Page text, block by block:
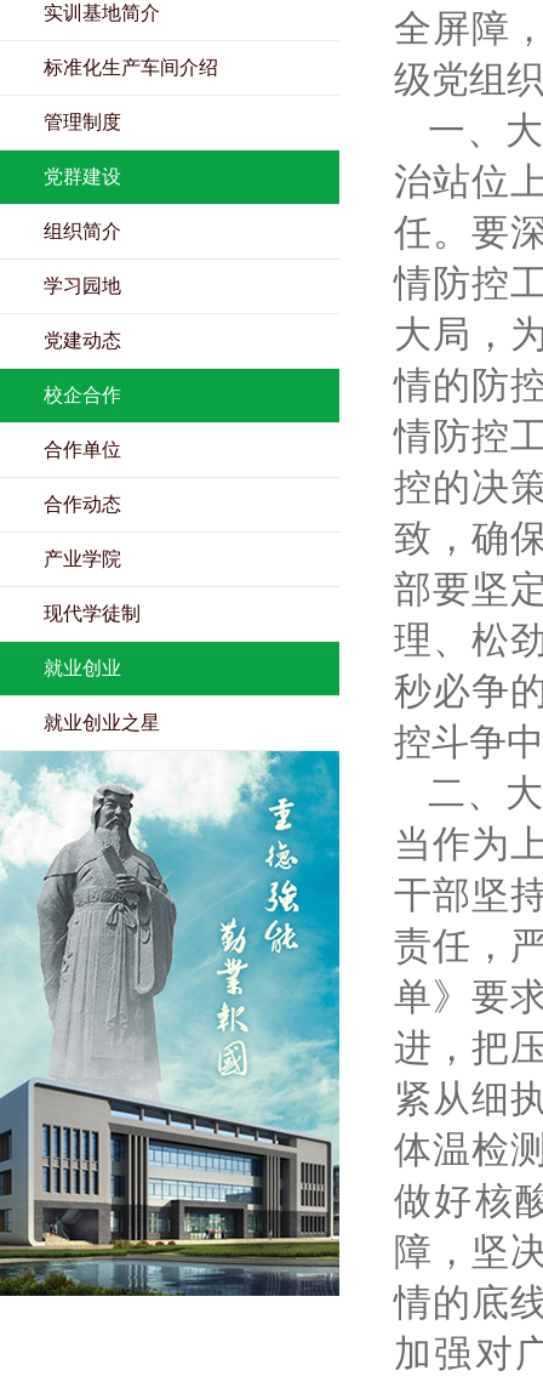
实训基地简介
标准化生产车间介绍
管理制度
党群建设
组织简介
学习园地
党建动态
校企合作
合作单位
合作动态
产业学院
现代学徒制
就业创业
就业创业之星
全屏障
级党组
一、
治站位
任。要
情防控
大局，
情的防
情防控
控的决
致，确
部要坚
理、松
秒必争
控斗争
二、
当作为
干部坚
责任，
单》要
进，把
紧从细
体温检
做好核
障，坚
情的底
加强对